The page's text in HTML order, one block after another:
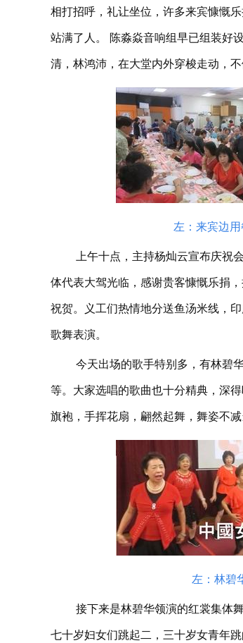
相打招呼，礼让坐位，许多来宾慷慨
站满了人。 陈淼焱音响组早已组装好
清，林鸿沛，在大堂内外穿梭走动，
左：来宾边
上午十点，主持杨灿云宣布庆祝
体代表大驾光临，感谢贵客慷慨乐捐
祝贺。义工们热情地分送鱼汤米线，
歌舞表演。
今天出场的歌手特别多，有林碧
等。大家选唱的歌曲也十分精典，深
旗袍，手挥花扇，翩然起舞，舞姿不
左：林碧
接下来是林碧华领演的红裳集体
七十岁妇女们跳起二，三十岁女青年